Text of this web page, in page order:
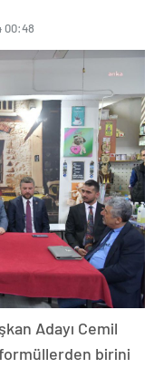
00:48
Adayı Cemil
birini